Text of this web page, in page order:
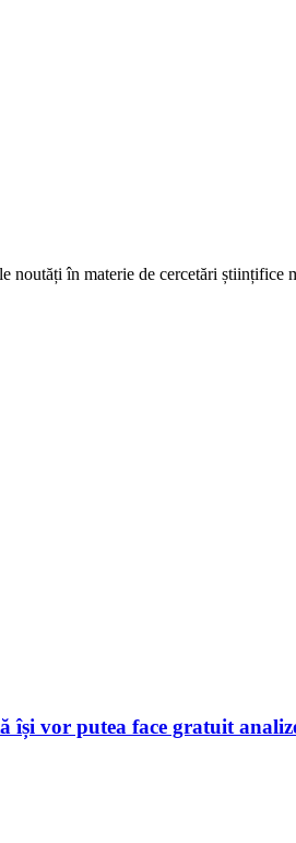
în materie de cercetări științifice
își vor putea face gratuit